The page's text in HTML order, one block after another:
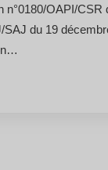
OAPI/CSR
du 19